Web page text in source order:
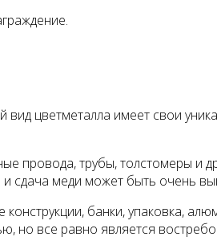
цветметалла имеет свои
провода, трубы, толстомеры и
сдача меди может быть очень
банки, упаковка,
но все равно является